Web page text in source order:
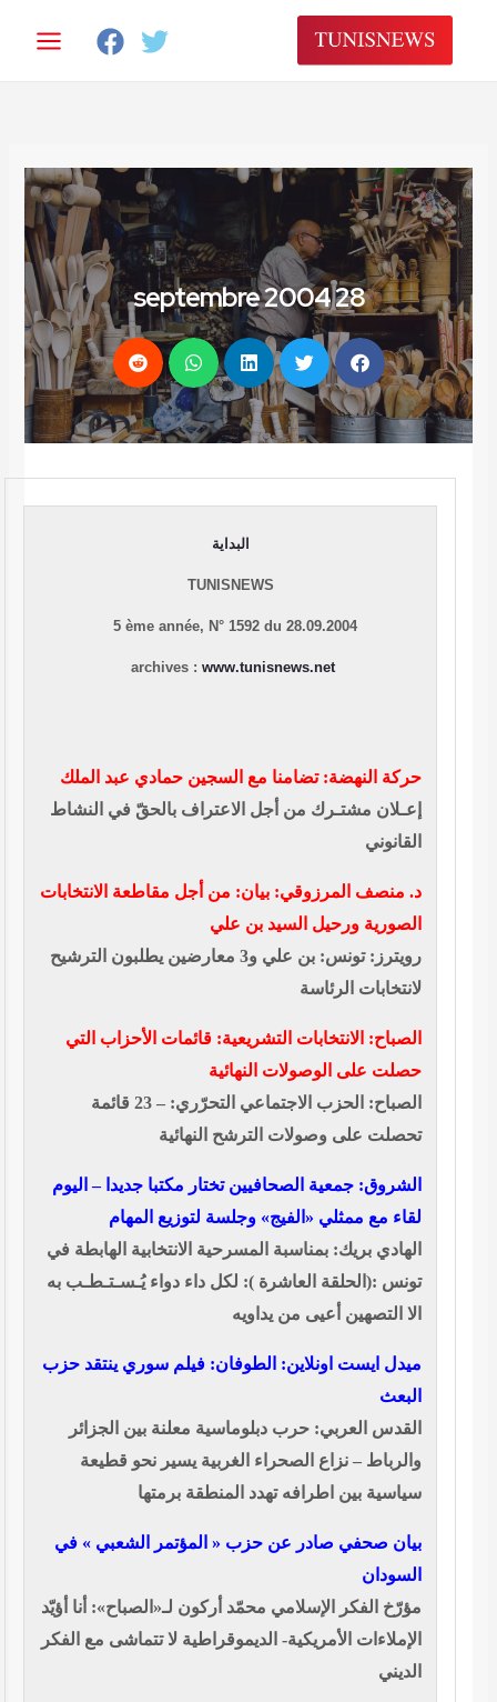
المحتوى
28 septembre 2004
البداية
TUNISNEWS
5 ème année, N° 1592 du 28.09.2004
archives : www.tunisnews.net
حركة النهضة: تضامنا مع السجين حمادي عبد الملك
إعـلان مشتـرك من أجل الاعتراف بالحقّ في النشاط
القانوني
د. منصف المرزوقي: بيان: من أجل مقاطعة الانتخابات
الصورية ورحيل السيد بن علي
رويترز: تونس: بن علي و3 معارضين يطلبون الترشيح
لانتخابات الرئاسة
الصباح: الانتخابات التشريعية: قائمات الأحزاب التي
حصلت على الوصولات النهائية
الصباح: الحزب الاجتماعي التحرّري: – 23 قائمة
تحصلت على وصولات الترشح النهائية
الشروق: جمعية الصحافيين تختار مكتبا جديدا – اليوم
لقاء مع ممثلي «الفيج» وجلسة لتوزيع المهام
الهادي بريك: بمناسبة المسرحية الانتخابية الهابطة في
تونس :(الحلقة العاشرة ): لكل داء دواء يُـسـتـطـب به
الا التصهين أعيى من يداويه
ميدل ايست اونلاين: الطوفان: فيلم سوري ينتقد حزب
البعث
القدس العربي: حرب دبلوماسية معلنة بين الجزائر
والرباط – نزاع الصحراء الغربية يسير نحو قطيعة
سياسية بين اطرافه تهدد المنطقة برمتها
بيان صحفي صادر عن حزب « المؤتمر الشعبي » في
السودان
مؤرّخ الفكر الإسلامي محمّد أركون لـ«الصباح»: أنا أؤيّد
الإملاءات الأمريكية- الديموقراطية لا تتماشى مع الفكر
الديني